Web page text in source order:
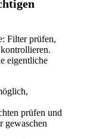
Filter prüfen,
eigentliche
prüfen und
gewaschen